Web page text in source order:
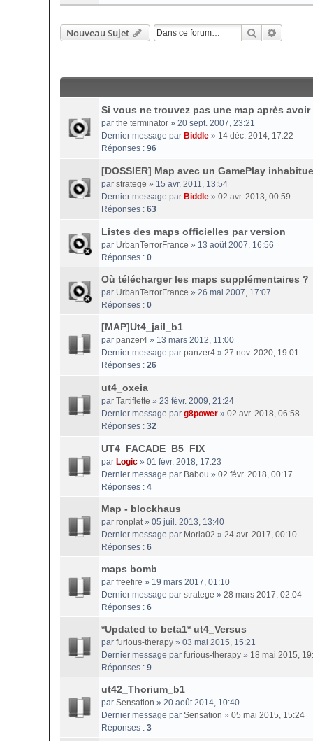
Nouveau Sujet Rechercher
Si vous ne trouvez pas une map après avoir
par the terminator » 20 sept. 2007, 23:21
Dernier message par Biddle » 14 déc. 2014, 17:22
Réponses : 96
[DOSSIER] Map avec un GamePlay
par stratege » 15 avr. 2011, 13:54
Dernier message par Biddle » 02 avr. 2013, 00:59
Réponses : 63
Listes des maps officielles par version
par UrbanTerrorFrance » 13 août 2007, 16:56
Réponses : 0
Où télécharger les maps supplémentaires ?
par UrbanTerrorFrance » 26 mai 2007, 17:07
Réponses : 0
[MAP]Ut4_jail_b1
par panzer4 » 13 mars 2012, 11:00
Dernier message par panzer4 » 27 nov. 2020, 19:01
Réponses : 26
ut4_oxeia
par Tartiflette » 23 févr. 2009, 21:24
Dernier message par g8power » 02 avr. 2018, 06:58
Réponses : 32
UT4_FACADE_B5_FIX
par Logic » 01 févr. 2018, 17:23
Dernier message par Babou » 02 févr. 2018, 00:17
Réponses : 4
Map - blockhaus
par ronplat» 05 juil. 2013, 13:40
Dernier message par Moria02 » 24 avr. 2017, 00:10
Réponses : 6
maps bomb
par freefire » 19 mars 2017, 01:10
Dernier message par stratege » 28 mars 2017, 02:04
Réponses : 6
*Updated to beta1* ut4_Versus
par furious-therapy » 03 mai 2015, 15:21
Dernier message par furious-therapy » 18 mai 2015,
Réponses : 9
ut42_Thorium_b1
par Sensation » 20 août 2014, 10:40
Dernier message par Sensation » 05 mai 2015, 15:24
Réponses : 3